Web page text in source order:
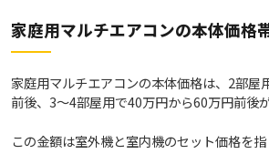
家庭用マルチエアコンの本体価格
家庭用マルチエアコンの本体価格は、2部屋
前後、3～4部屋用で40万円から60万円前後が
この金額は室外機と室内機のセット価格を